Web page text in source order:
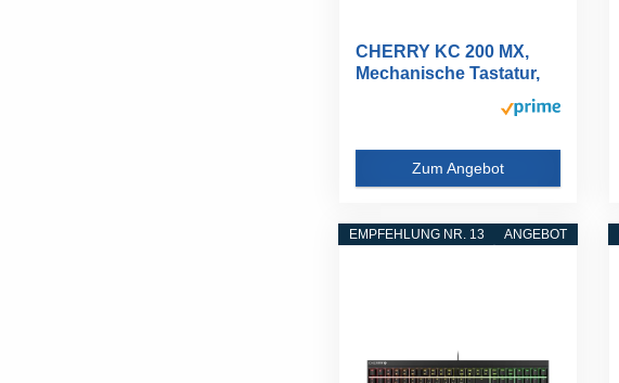
CHERRY KC 200 MX,
Mechanische Tastatur,
Zum Angebot
ANGEBOT
EMPFEHLUNG NR. 13